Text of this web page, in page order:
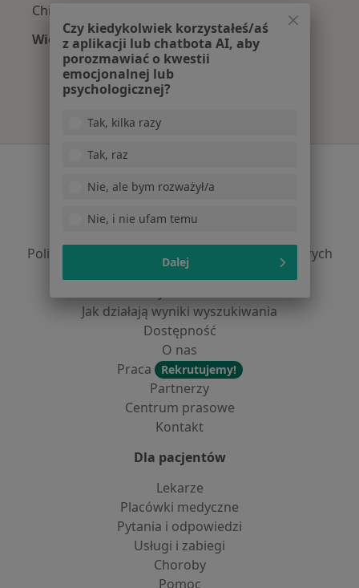
Chirurdzy z INTER Polska w Wrocławiu
Więcej (3)
Więcej w kategorii: Najpopularniejsze
Regulamin
Polityka prywatności pacjentów
Polityka prywatności dla profesjonalistów, których
dane pozyskaliśmy samodzielnie
Jak działają wyniki wyszukiwania
Dostępność
O nas
Praca
Rekrutujemy!
Partnerzy
Centrum prasowe
Kontakt
Dla pacjentów
Lekarze
Placówki medyczne
Pytania i odpowiedzi
Usługi i zabiegi
Choroby
Pomoc
Czy kiedykolwiek korzystałeś/aś
z aplikacji lub chatbota AI, aby
porozmawiać o kwestii
emocjonalnej lub
psychologicznej?
Tak, kilka razy
Tak, raz
Nie, ale bym rozważył/a
Nie, i nie ufam temu
Dalej